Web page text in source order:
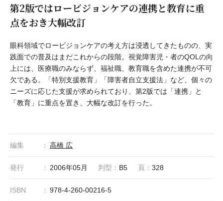
第2版ではロービジョンケアの連携と教育に重
点をおき大幅改訂
眼科領域でロービジョンケアの考え方は浸透してきたものの、実
践面での普及はまだこれからの段階。視覚障害児・者のQOLの向
上には、医療職のみならず、福祉職、教育職を含めた連携が不可
欠である。「特別支援教育」「障害者自立支援法」など、個々の
ニーズに応じた支援が求められており、第2版では「連携」と
「教育」に重点を置き、大幅な改訂を行った。
編集 高橋 広
発行 2006年05月 判型： B5 頁： 328
ISBN 978-4-260-00216-5